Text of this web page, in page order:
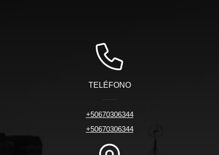
TELÉFONO
+50670306344
+50670306344